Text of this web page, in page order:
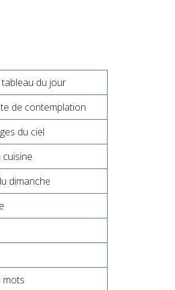
tableau du jour
de contemplation
du ciel
cuisine
dimanche
mots